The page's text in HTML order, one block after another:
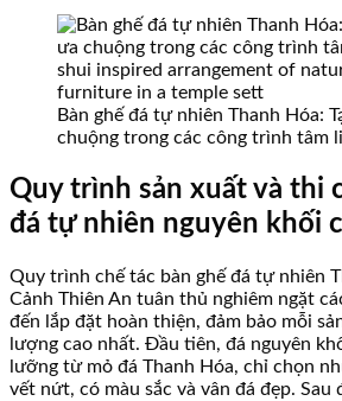
Bàn ghế đá tự nhiên Thanh Hóa:
chuộng trong các công trình tâm
Quy trình sản xuất và thi
đá tự nhiên nguyên khối
Quy trình chế tác bàn ghế đá tự nhiên
Cảnh Thiên An tuân thủ nghiêm ngặt
đến lắp đặt hoàn thiện, đảm bảo mỗi
lượng cao nhất. Đầu tiên, đá nguyên
lưỡng từ mỏ đá Thanh Hóa, chỉ chọn
vết nứt, có màu sắc và vân đá đẹp. Sau